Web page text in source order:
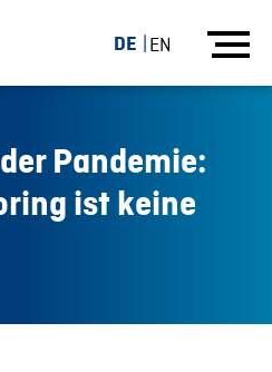
DE EN
Pandemie:
ist keine